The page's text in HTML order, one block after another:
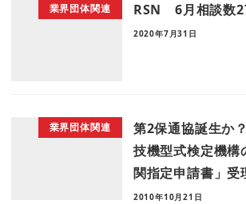
業界団体関連 RSN 6月相談数
2020年7月31日
業界団体関連
第2保通協誕生か
技機型式検定機構
関指定申請書」受
2010年10月21日